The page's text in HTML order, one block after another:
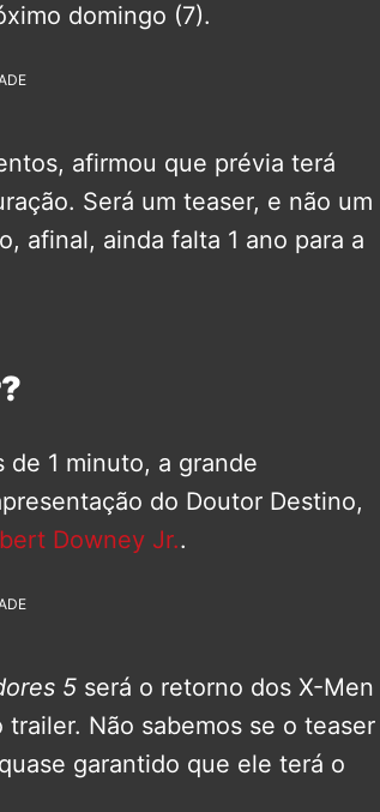
domingo (7).
afirmou que prévia terá
Será um teaser, e não um
afinal, ainda falta 1 ano para a
de 1 minuto, a grande
do Doutor Destino,
Downey Jr..
5 será o retorno dos X-Men
Não sabemos se o teaser
garantido que ele terá o